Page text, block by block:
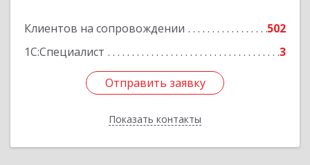
Клиентов на сопровождении
502
1С:Специалист
3
Отправить заявку
Показать контакты
Отправить заявку
Назад